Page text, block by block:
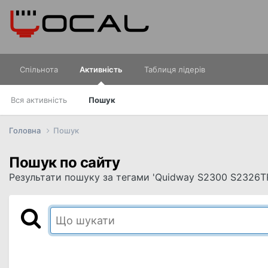
Спільнота Активність
Вся активність Пошук
Таблиця лідерів
Головна Пошук
Пошук по сайту
Результати пошуку за тегами 'Quidway S2300